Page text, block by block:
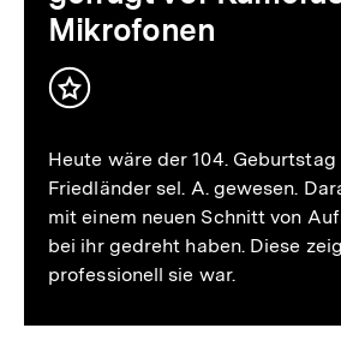
Mikrofonen
Heute wäre der 104.
Friedländer sel. A. gewesen.
mit einem neuen Schnitt von
bei ihr gedreht haben. Diese
professionell sie war.